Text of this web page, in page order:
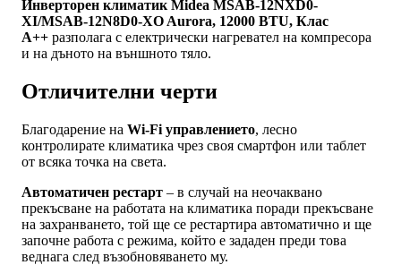
Инверторен климатик Midea MSAB-12NXD0-
XI/MSAB-12N8D0-XO Aurora, 12000 BTU, Клас
A++ разполага с електрически нагревател на компресора
и на дъното на външното тяло.
Отличителни черти
Благодарение на Wi-Fi управлението, лесно
контролирате климатика чрез своя смартфон или таблет
от всяка точка на света.
Автоматичен рестарт – в случай на неочаквано
прекъсване на работата на климатика поради прекъсване
на захранването, той ще се рестартира автоматично и ще
започне работа с режима, който е зададен преди това
веднага след възобновяването му.